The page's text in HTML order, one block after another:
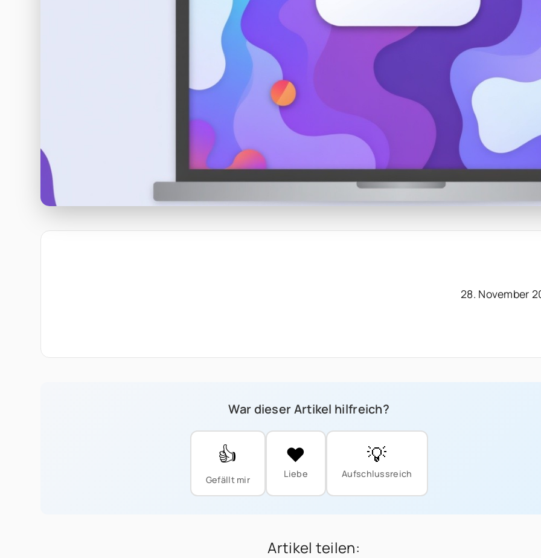
28. November
War dieser Artikel hilfreich?
👍
Gefällt mir
❤️
Liebe
💡
Aufschlussreich
Artikel teilen: